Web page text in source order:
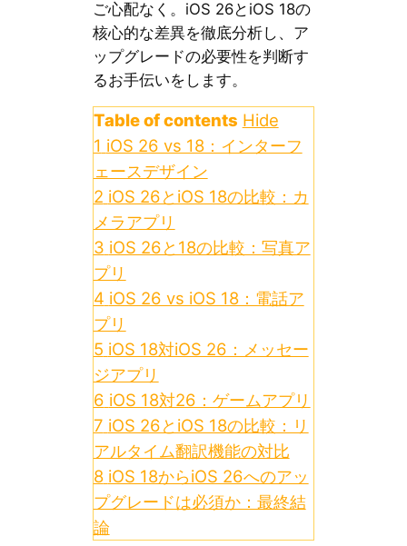
ご心配なく。iOS 26とiOS 18の
核心的な差異を徹底分析し、ア
ップグレードの必要性を判断す
るお手伝いをします。
Table of contents Hide
1 iOS 26 vs 18：インターフ
ェースデザイン
2 iOS 26とiOS 18の比較：カ
メラアプリ
3 iOS 26と18の比較：写真ア
プリ
4 iOS 26 vs iOS 18：電話ア
プリ
5 iOS 18対iOS 26：メッセー
ジアプリ
6 iOS 18対26：ゲームアプリ
7 iOS 26とiOS 18の比較：リ
アルタイム翻訳機能の対比
8 iOS 18からiOS 26へのアッ
プグレードは必須か：最終結
論